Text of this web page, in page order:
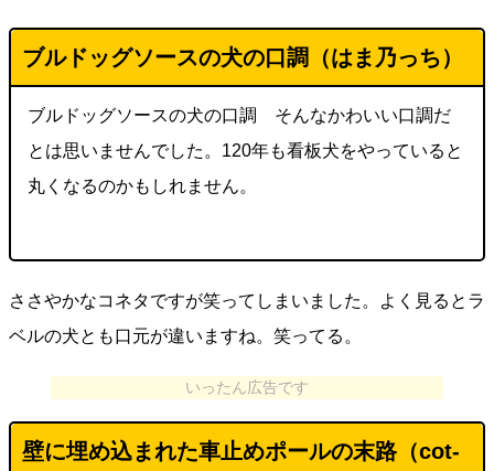
ブルドッグソースの犬の口調（はま乃っち）
ブルドッグソースの犬の口調 そんなかわいい口調だ
とは思いませんでした。120年も看板犬をやっていると
丸くなるのかもしれません。
ささやかなコネタですが笑ってしまいました。よく見るとラ
ベルの犬とも口元が違いますね。笑ってる。
いったん広告です
壁に埋め込まれた車止めポールの末路（cot-